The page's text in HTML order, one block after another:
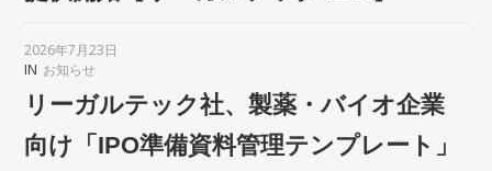
2026年7月23日
IN お知らせ
リーガルテック社、製薬・バイオ企業
向け「IPO準備資料管理テンプレート」